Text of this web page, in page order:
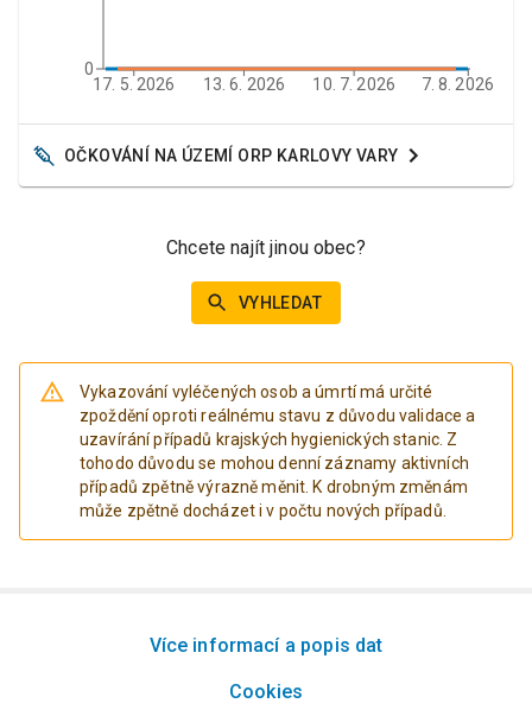
17. 5. 2026 13. 6. 2026 10. 7. 2026 7. 8. 2026
0
OČKOVÁNÍ NA ÚZEMÍ ORP KARLOVY VARY
Chcete najít jinou obec?
VYHLEDAT
Vykazování vyléčených osob a úmrtí má určité
zpoždění oproti reálnému stavu z důvodu validace a
uzavírání případů krajských hygienických stanic. Z
tohodo důvodu se mohou denní záznamy aktivních
případů zpětně výrazně měnit. K drobným změnám
může zpětně docházet i v počtu nových případů.
Více informací a popis dat
Cookies